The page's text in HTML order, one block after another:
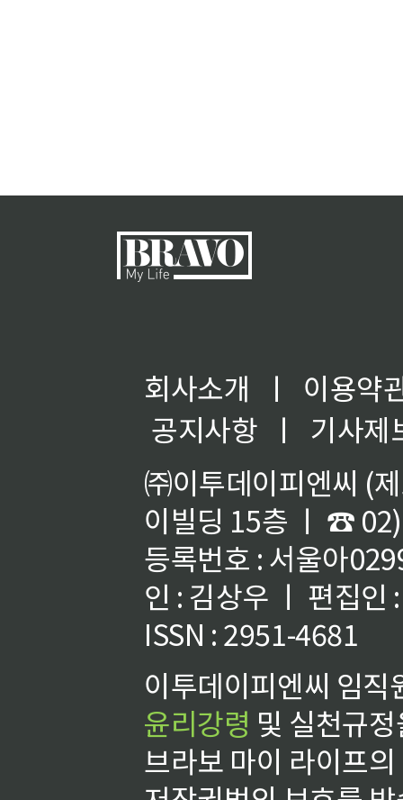
회사소개 ㅣ
이용약
공지사항
ㅣ
기사제
㈜이투데이피엔씨 (
이빌딩 15층 ㅣ ☎
등록번호 : 서울아
인 : 김상우 ㅣ 편집인
ISSN : 2951-4681
이투데이피엔씨 임
윤리강령 및 실천규
브라보 마이 라이프